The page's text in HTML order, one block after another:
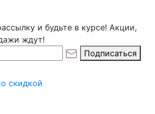
и будьте в курсе! Акции,
ждут!
Подписаться
скидкой